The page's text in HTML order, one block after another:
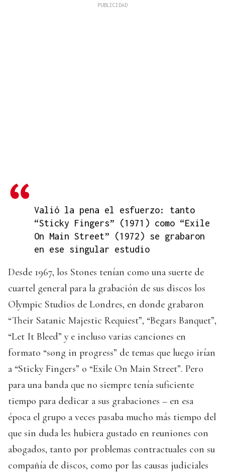
Valió la pena el esfuerzo: tanto
“Sticky Fingers” (1971) como “Exile
On Main Street” (1972) se grabaron
en ese singular estudio
Desde 1967, los Stones tenían como una suerte de
cuartel general para la grabación de sus discos los
Olympic Studios de Londres, en donde grabaron
“Their Satanic Majestic Requiest”, “Begars Banquet”,
“Let It Bleed” y e incluso varias canciones en
formato “song in progress” de temas que luego irían
a “Sticky Fingers” o “Exile On Main Street”. Pero
para una banda que no siempre tenía suficiente
tiempo para dedicar a sus grabaciones – en esa
época el grupo a veces pasaba mucho más tiempo del
que sin duda les hubiera gustado en reuniones con
abogados, tanto por problemas contractuales con su
compañía de discos, como por las causas judiciales